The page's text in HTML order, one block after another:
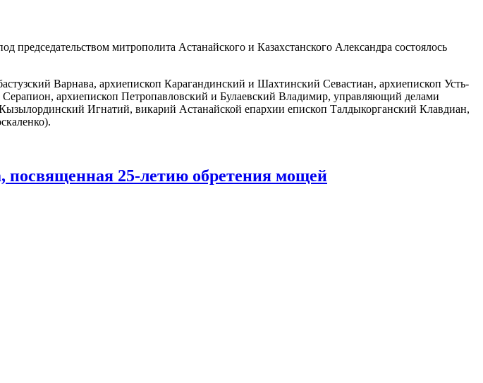
митрополита Астанайского и Казахстанского Александра состоялось
Варнава, архиепископ Карагандинский и Шахтинский Севастиан, архиепископ Усть-
архиепископ Петропавловский и Булаевский Владимир, управляющий делами
Игнатий, викарий Астанайской епархии епископ Талдыкорганский Клавдиан,
посвященная 25-летию обретения мощей